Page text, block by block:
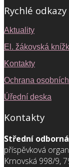
Rychlé odkazy
Aktuality
El. žákovská
Kontakty
Ochrana
Úřední deska
Kontakty
Střední
příspěvková
Krnovská 998/9,